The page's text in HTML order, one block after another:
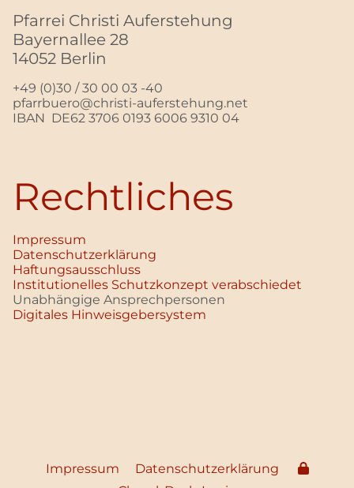
Pfarrei Christi Auferstehung
Bayernallee 28
14052 Berlin
+49 (0)30 / 30 00 03 -40
pfarrbuero@christi-auferstehung.net
IBAN DE62 3706 0193 6006 9310 04
Rechtliches
Impressum
Datenschutz­erklärung
Haftungsausschluss
Institutionelles Schutzkonzept verabschiedet
Unabhängige Ansprechpersonen
Digitales Hinweisgebersystem
Impressum
Datenschutzerklärung